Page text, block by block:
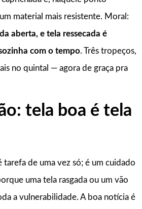
material mais resistente. Moral:
aberta, e tela ressecada é
com o tempo. Três tropeços,
no quintal — agora de graça pra
tela boa é tela
tarefa de uma vez só; é um cuidado
uma tela rasgada ou um vão
a vulnerabilidade. A boa notícia é